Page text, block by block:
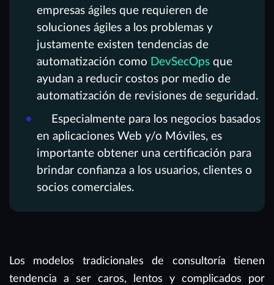
empresas ágiles que requieren de
soluciones ágiles a los problemas y
justamente existen tendencias de
automatización como DevSecOps que
ayudan a reducir costos por medio de
automatización de revisiones de seguridad.
Especialmente para los negocios basados
en aplicaciones Web y/o Móviles, es
importante obtener una certificación para
brindar confianza a los usuarios, clientes o
socios comerciales.
Los modelos tradicionales de consultoría tienen
tendencia a ser caros, lentos y complicados por